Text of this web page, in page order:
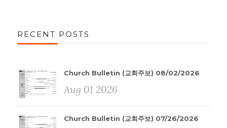
RECENT POSTS
Church Bulletin (교회주보) 08/02/2026
Aug 01 2026
Church Bulletin (교회주보) 07/26/2026